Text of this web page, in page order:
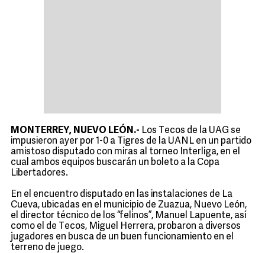
MONTERREY, NUEVO LEÓN.- Los Tecos de la UAG se
impusieron ayer por 1-0 a Tigres de la UANL en un partido
amistoso disputado con miras al torneo Interliga, en el
cual ambos equipos buscarán un boleto a la Copa
Libertadores.
En el encuentro disputado en las instalaciones de La
Cueva, ubicadas en el municipio de Zuazua, Nuevo León,
el director técnico de los “felinos”, Manuel Lapuente, así
como el de Tecos, Miguel Herrera, probaron a diversos
jugadores en busca de un buen funcionamiento en el
terreno de juego.